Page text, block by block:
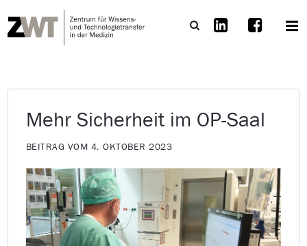
Mehr Sicherheit im OP-Saal
BEITRAG VOM 4. OKTOBER 2023